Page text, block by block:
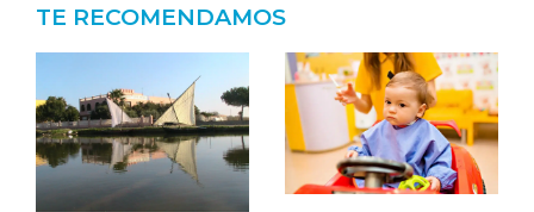
TE RECOMENDAMOS